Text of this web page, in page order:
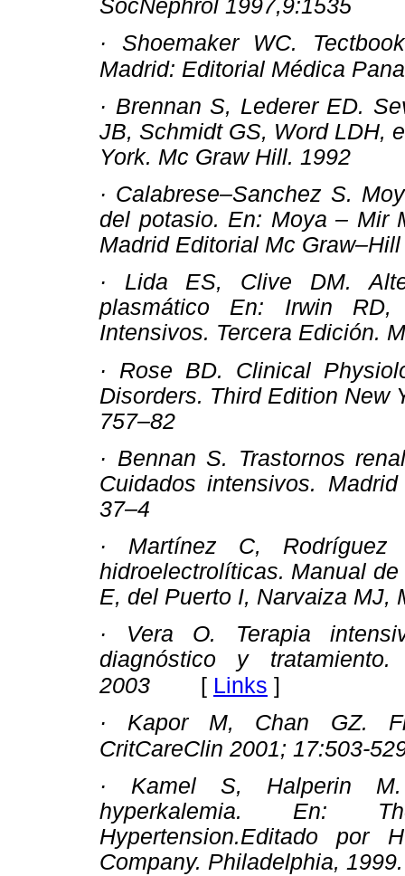
SocNephrol 1997,9:1535
· Shoemaker WC.
Madrid: Editorial Médica
· Brennan S, Lederer ED.
JB, Schmidt GS, Word LDH,
York. Mc Graw Hill. 1992
· Calabrese–Sanchez S.
del potasio. En: Moya – Mir
Madrid Editorial Mc
· Lida ES, Clive DM.
plasmático En: Irwin
Intensivos. Tercera Edición.
· Rose BD. Clinical
Disorders. Third Edition New
757–82
· Bennan S. Trastornos
Cuidados intensivos.
37–4
· Martínez C,
hidroelectrolíticas. Manual
E, del Puerto I, Narvaiza MJ,
· Vera O. Terapia
diagnóstico y
2003 [ Links ]
· Kapor M, Chan GZ.
CritCareClin 2001; 17:503-
· Kamel S, Halperin
hyperkalemia. En:
Hypertension.Editado por
Company. Philadelphia, 1999.